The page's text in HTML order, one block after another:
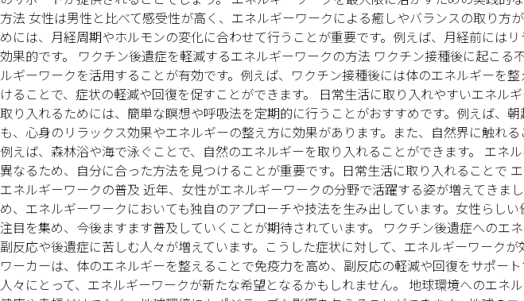
方法 女性は男性と比べて感受性が高く、エネルギーワークによる癒しやバランスの取り方
めには、月経周期やホルモンの変化に合わせて行うことが重要です。例えば、月経前には
効果的です。 ワクチン後遺症を軽減するエネルギーワークの方法 ワクチン接種後に起こる
ルギーワークを活用することが有効です。例えば、ワクチン接種後には体のエネルギーを
けることで、症状の軽減や回復を促すことができます。 日常生活に取り入れやすいエネル
取り入れるためには、簡単な瞑想や呼吸法を定期的に行うことがおすすめです。例えば、
も、心身のリラックス効果やエネルギーの整え方に効果があります。また、自然界に触れ
例えば、森林浴や海で泳ぐことで、自然のエネルギーを取り入れることができます。 エネ
異なるため、自分に合った方法を見つけることが重要です。日常生活に取り入れることで
エネルギーワークの普及 近年、女性がエネルギーワークの分野で活躍する姿が増えてきま
め、エネルギーワークにおいても独自のアプローチや技法を生み出しています。女性らし
注目を集め、今後ますます普及していくことが期待されています。 ワクチン後遺症へのエ
副反応や後遺症に苦しむ人々が増えています。こうした症状に対して、エネルギーワーク
ワーカーは、体のエネルギーを整えることで免疫力を高め、副反応の軽減や回復をサポー
人々にとって、エネルギーワークが新たな希望となるかもしれません。 地球環境へのエネ